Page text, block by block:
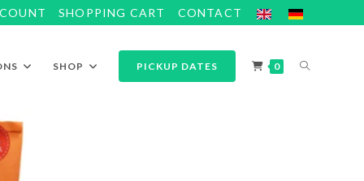
SHOPPING CART CONTACT
SHOP PICKUP DATES 0